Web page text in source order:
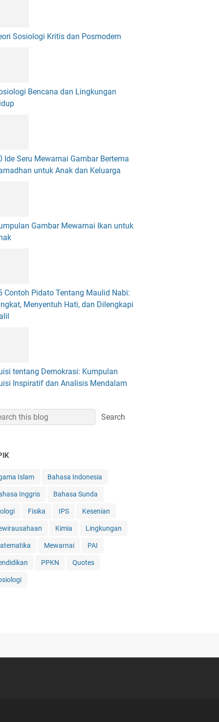
Sosiologi Kritis dan Posmodern
Bencana dan Lingkungan
Ide Seru Mewarnai Gambar Bertema
untuk Anak dan Keluarga
Gambar Mewarnai Ikan untuk
Contoh Pidato Tentang Maulid Nabi:
Menyentuh Hati, dan Dilengkapi
tentang Demokrasi: Kumpulan
Inspiratif dan Analisis Mendalam
Islam Bahasa Indonesia
Inggris Bahasa Sunda
Fisika IPS Kesenian
Kimia Lingkungan
Mewarnai PAI
PPKN Quotes